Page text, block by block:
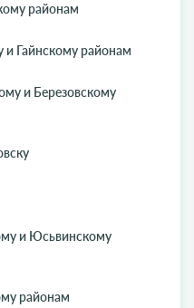
районам
Гайнскому районам
и Березовскому
и Юсьвинскому
районам